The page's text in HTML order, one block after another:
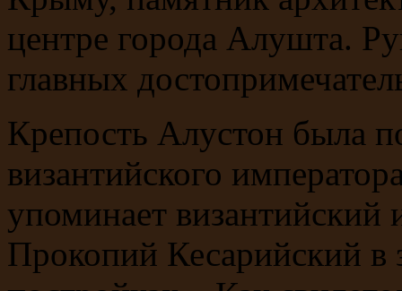
центре города Алушта.
главных
Крепость Алустон была
византийского
упоминает
Прокопий Кесарийский в